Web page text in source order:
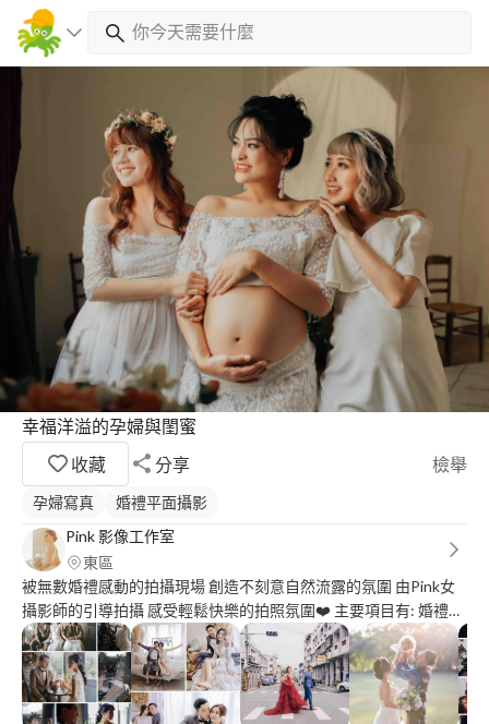
幸福洋溢的孕婦與閨蜜
收藏
分享 檢舉
孕婦寫真
婚禮平面攝影
Pink 影像工作室
東區
被無數婚禮感動的拍攝現場 創造不刻意自然流露的氛圍 由Pink女
攝影師的引導拍攝 感受輕鬆快樂的拍照氛圍❤️ 主要項目有: 婚禮紀
實/婚紗攝影 個人寫真/孕婦寫真 親子攝影/抓周拍攝